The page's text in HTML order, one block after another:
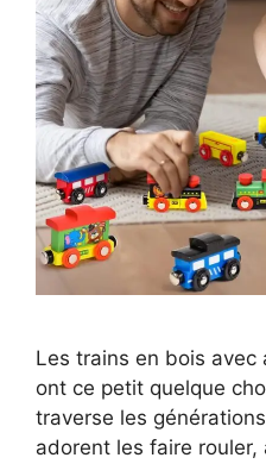
Les trains en bois avec
ont ce petit quelque
traverse les
adorent les faire